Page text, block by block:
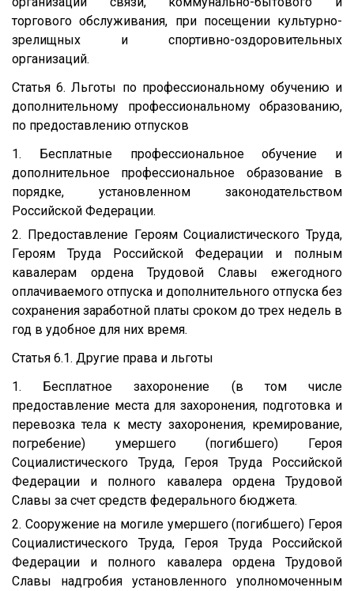
торгового обслуживания, при посещении культурно-
зрелищных и спортивно-оздоровительных
организаций.
Статья 6. Льготы по профессиональному обучению и
дополнительному профессиональному образованию,
по предоставлению отпусков
1. Бесплатные профессиональное обучение и
дополнительное профессиональное образование в
порядке, установленном законодательством
Российской Федерации.
2. Предоставление Героям Социалистического Труда,
Героям Труда Российской Федерации и полным
кавалерам ордена Трудовой Славы ежегодного
оплачиваемого отпуска и дополнительного отпуска без
сохранения заработной платы сроком до трех недель в
год в удобное для них время.
Статья 6.1. Другие права и льготы
1. Бесплатное захоронение (в том числе
предоставление места для захоронения, подготовка и
перевозка тела к месту захоронения, кремирование,
погребение) умершего (погибшего) Героя
Социалистического Труда, Героя Труда Российской
Федерации и полного кавалера ордена Трудовой
Славы за счет средств федерального бюджета.
2. Сооружение на могиле умершего (погибшего) Героя
Социалистического Труда, Героя Труда Российской
Федерации и полного кавалера ордена Трудовой
Славы надгробия установленного уполномоченным